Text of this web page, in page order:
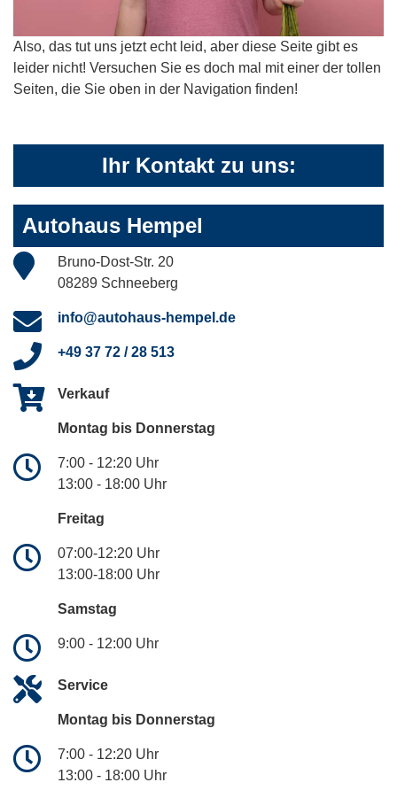
Also, das tut uns jetzt echt leid, aber diese Seite gibt es
leider nicht! Versuchen Sie es doch mal mit einer der tollen
Seiten, die Sie oben in der Navigation finden!
Ihr Kontakt zu uns:
Autohaus Hempel
Bruno-Dost-Str. 20
08289 Schneeberg
info@autohaus-hempel.de
+49 37 72 / 28 513
Verkauf
Montag bis Donnerstag
7:00 - 12:20 Uhr
13:00 - 18:00 Uhr
Freitag
07:00-12:20 Uhr
13:00-18:00 Uhr
Samstag
9:00 - 12:00 Uhr
Service
Montag bis Donnerstag
7:00 - 12:20 Uhr
13:00 - 18:00 Uhr